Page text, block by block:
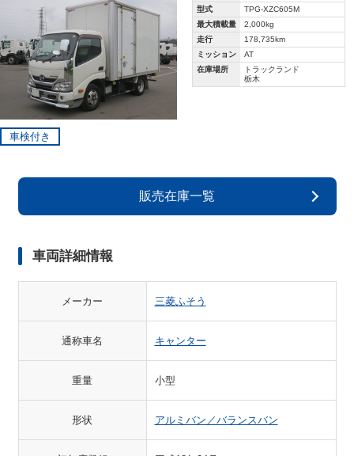
型式
TPG-XZC605M
最大積載量
2,000kg
走行
178,735km
ミッション
AT
在庫場所
トラックランド
栃木
車検付き
販売在庫一覧
車両詳細情報
メーカー 三菱ふそう
通称車名 キャンター
重量 小型
形状 アルミバン／バランスバン